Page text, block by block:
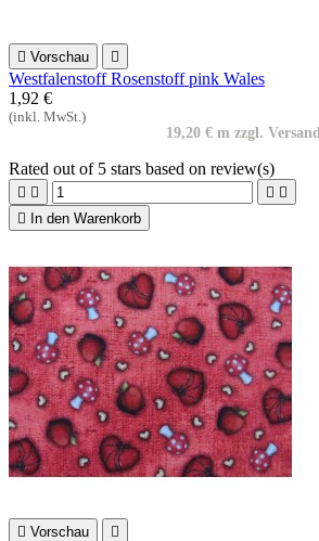
 Vorschau 
Westfalenstoff Rosenstoff pink Wales
1,92 €
(inkl. MwSt.)
19,20 € m zzgl. Versand
Rated out of 5 stars based on review(s)
   

In den Warenkorb
 Vorschau 